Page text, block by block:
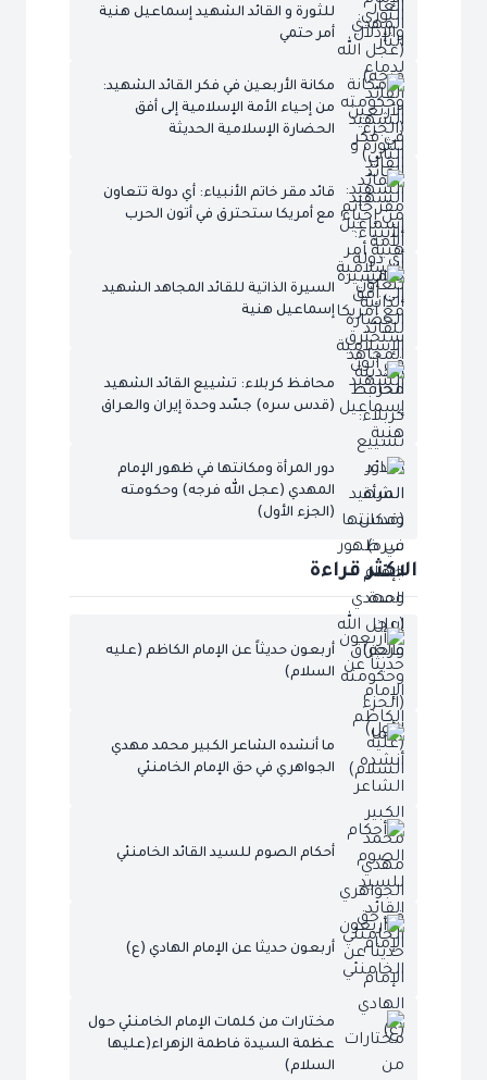
للثورة و القائد الشهيد إسماعيل هنية
أمر حتمي
مكانة الأربعين في فكر القائد الشهيد:
من إحياء الأمة الإسلامية إلى أفق
الحضارة الإسلامية الحديثة
قائد مقر خاتم الأنبياء: أي دولة تتعاون
مع أمريكا ستحترق في أتون الحرب
السيرة الذاتية للقائد المجاهد الشهيد
إسماعيل هنية
محافظ كربلاء: تشييع القائد الشهيد
(قدس سره) جسّد وحدة إيران والعراق
دور المرأة ومكانتها في ظهور الإمام
المهدي (عجل الله فرجه) وحكومته
(الجزء الأول)
الاكثر قراءة
أربعون حديثاً عن الإمام الكاظم (عليه
السلام)
ما أنشده الشاعر الكبير محمد مهدي
الجواهري في حق الإمام الخامنئي
أحكام الصوم للسيد القائد الخامنئي
أربعون حديثا عن الإمام الهادي (ع)
مختارات من كلمات الإمام الخامنئي حول
عظمة السيدة فاطمة الزهراء(عليها
السلام)